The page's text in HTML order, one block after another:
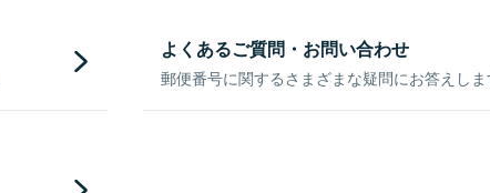
よくあるご質問・お問い合わせ
郵便番号に関するさまざまな疑問にお答えしま